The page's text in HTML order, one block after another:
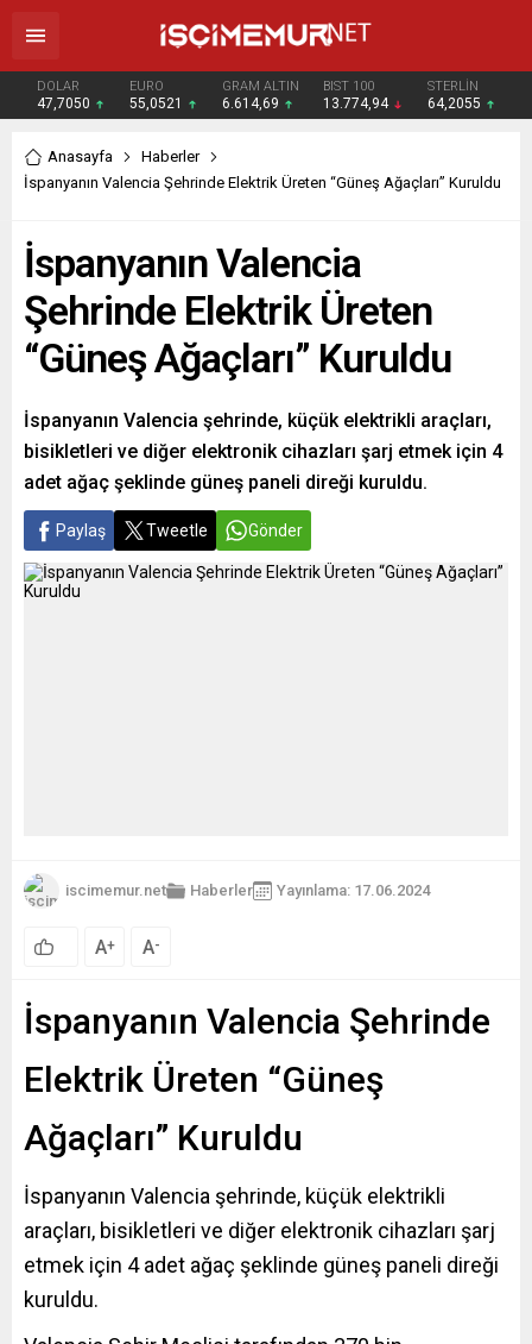
DOLAR
47,7050
EURO
55,0521
GRAM ALTIN
6.614,69
BIST 100
13.774,94
STERLİN
64,2055
Anasayfa
Haberler
İspanyanın Valencia Şehrinde Elektrik Üreten “Güneş Ağaçları” Kuruldu
İspanyanın Valencia
Şehrinde Elektrik Üreten
“Güneş Ağaçları” Kuruldu
İspanyanın Valencia şehrinde, küçük elektrikli araçları,
bisikletleri ve diğer elektronik cihazları şarj etmek için 4
adet ağaç şeklinde güneş paneli direği kuruldu.
Paylaş Tweetle Gönder
iscimemur.net Haberler Yayınlama: 17.06.2024
A+ A-
İspanyanın Valencia Şehrinde
Elektrik Üreten “Güneş
Ağaçları” Kuruldu
İspanyanın Valencia şehrinde, küçük elektrikli
araçları, bisikletleri ve diğer elektronik cihazları şarj
etmek için 4 adet ağaç şeklinde güneş paneli direği
kuruldu.